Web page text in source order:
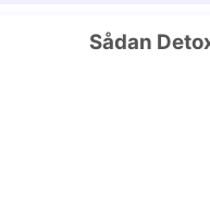
Sådan